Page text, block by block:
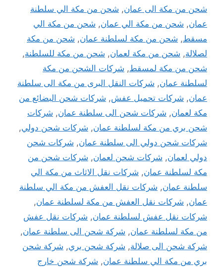
شحن من مكة الى عمان, شحن من مكة الي سلطنة
عمان, شحن من مكة الي عمان, شحن من مكة الي
مسقط, شحن من مكة لسلطنة عمان, شحن من مكة
لصلالة, شحن من مكة لعمان, شحن من مكة للسلطنة,
شحن من مكة لمسقط, شركات الشحن من مكة
لسلطنة عمان, شركات النقل البرى من مكة الى سلطنة
عمان, شركات تحميل عفش, شركات شحن البضائع من
مكة لعمان, شركات شحن الى سلطنة عمان, شركات
شحن بري من مكة لسلطنة عمان, شركات شحن دولي,
شركات شحن دولي الى سلطنة عمان, شركات شحن
دولي لعمان, شركات شحن لعمان, شركات شحن من
مكة لسلطنة عمان, شركات نقل الاثاث من مكة الي
سلطنة عمان, شركات نقل العفش من مكة الي سلطنة
عمان, شركات نقل العفش من مكة لسلطنة عمان,
شركات نقل عفش لسلطنة عمان, شركات نقل عفش
من مكة لسلطنة عمان, شركة شحن الى سلطنة عمان,
شركة شحن الى صلالة, شركة شحن بري, شركة شحن
بري من مكة الي سلطنة عمان, شركة شحن خارج